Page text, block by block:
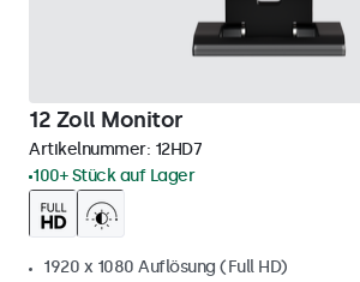
12 Zoll Monitor
Artikelnummer: 12HD7
100+ Stück auf Lager
1920 x 1080 Auflösung (Full HD)